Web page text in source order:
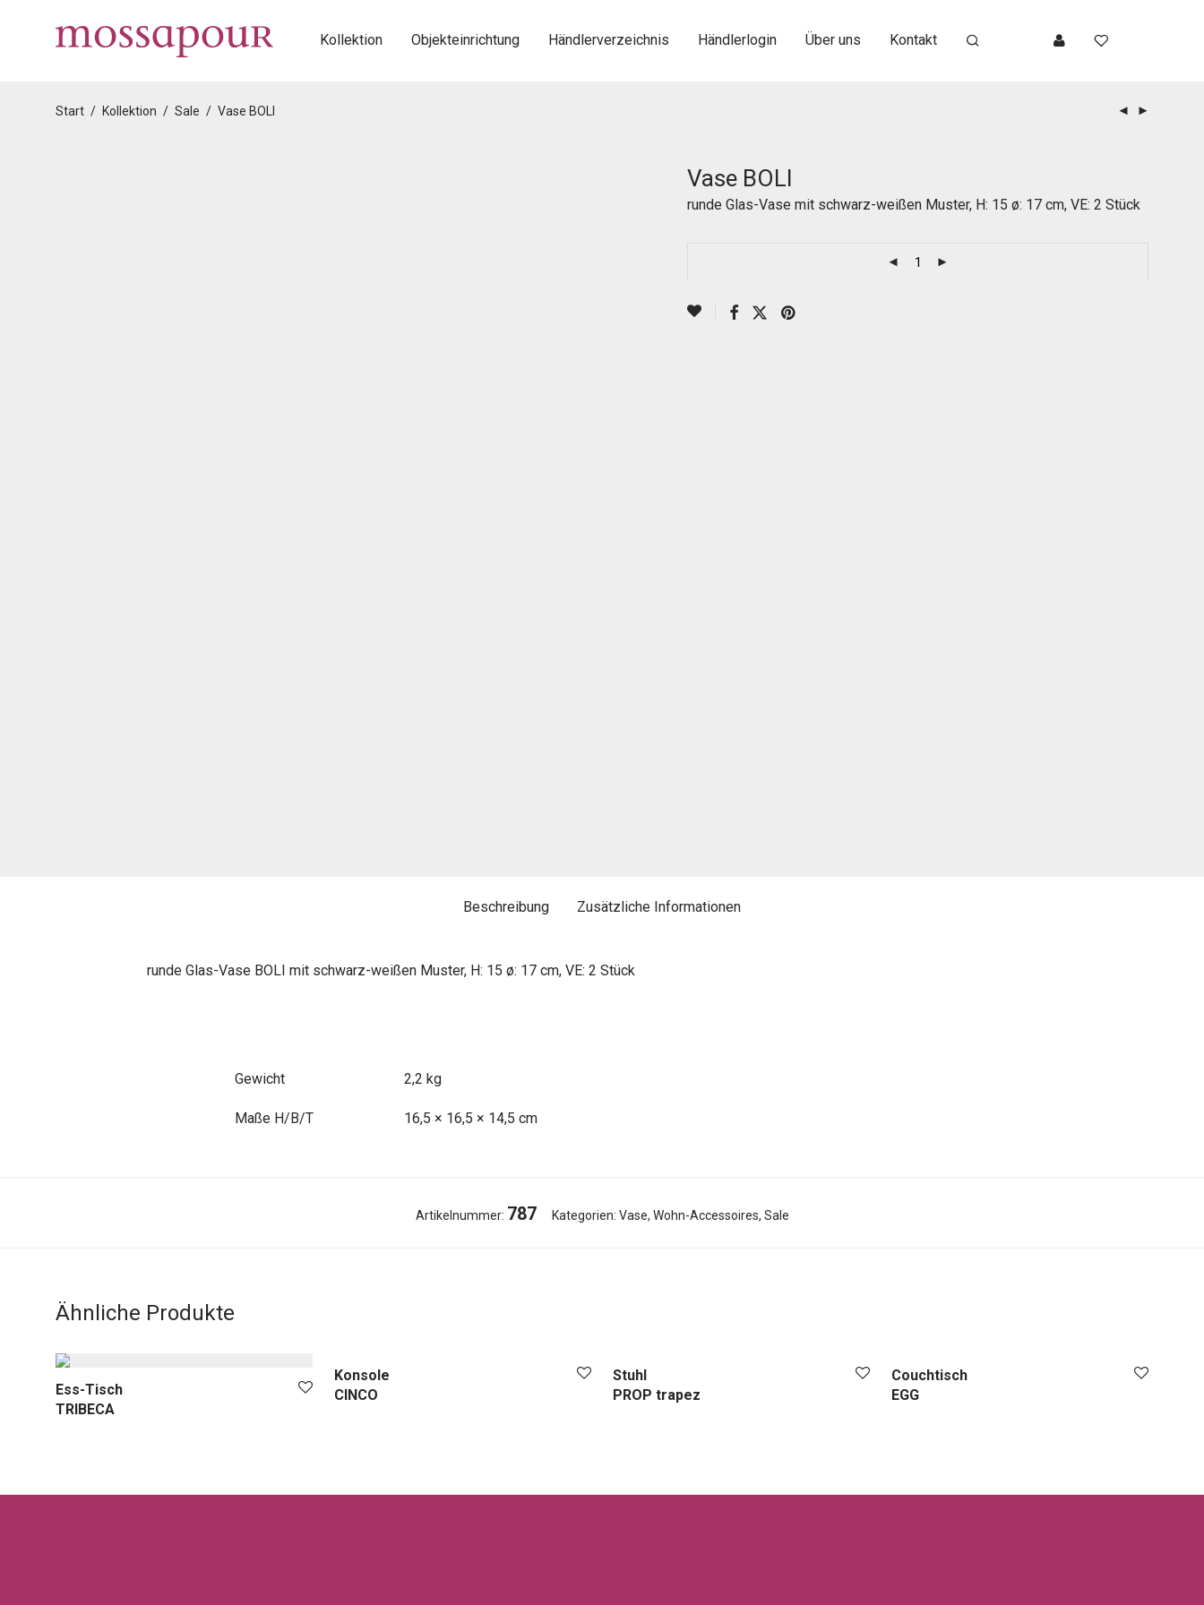
Kollektion Objekteinrichtung Händlerverzeichnis Händlerlogin Über uns Kontakt
Start / Kollektion / Sale / Vase BOLI
Vase BOLI
runde Glas-Vase mit schwarz-weißen Muster, H: 15 ø: 17 cm, VE: 2 Stück
Beschreibung Zusätzliche Informationen
runde Glas-Vase BOLI mit schwarz-weißen Muster, H: 15 ø: 17 cm, VE: 2 Stück
Gewicht 2,2 kg
Maße 16,5 × 16,5 × 14,5 cm
Artikelnummer: 787 Kategorien: Vase, Wohn-Accessoires, Sale
Ähnliche Produkte
Ess-Tisch
TRIBECA
Konsole
CINCO
Stuhl
PROP trapez
Couchtisch
EGG